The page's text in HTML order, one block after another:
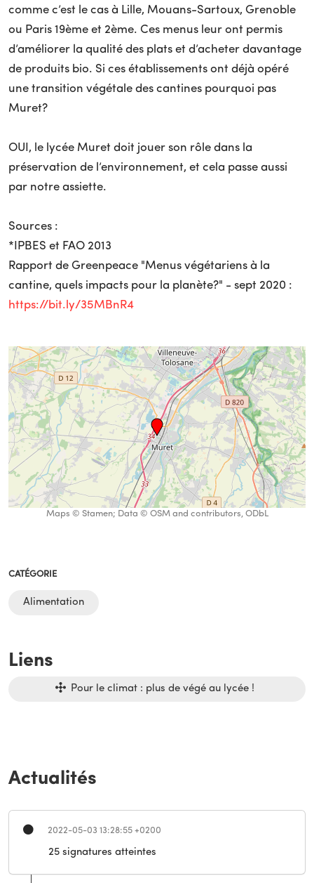
comme c’est le cas à Lille, Mouans-Sartoux, Grenoble
ou Paris 19ème et 2ème. Ces menus leur ont permis
d’améliorer la qualité des plats et d’acheter davantage
de produits bio. Si ces établissements ont déjà opéré
une transition végétale des cantines pourquoi pas
Muret?
OUI, le lycée Muret doit jouer son rôle dans la
préservation de l’environnement, et cela passe aussi
par notre assiette.
Sources :
*IPBES et FAO 2013
Rapport de Greenpeace "Menus végétariens à la
cantine, quels impacts pour la planète?" - sept 2020 :
https://bit.ly/35MBnR4
Maps © Stamen; Data © OSM and contributors, ODbL
CATÉGORIE
Alimentation
Liens
Pour le climat : plus de végé au lycée !
Actualités
2022-05-03 13:28:55 +0200
25 signatures atteintes